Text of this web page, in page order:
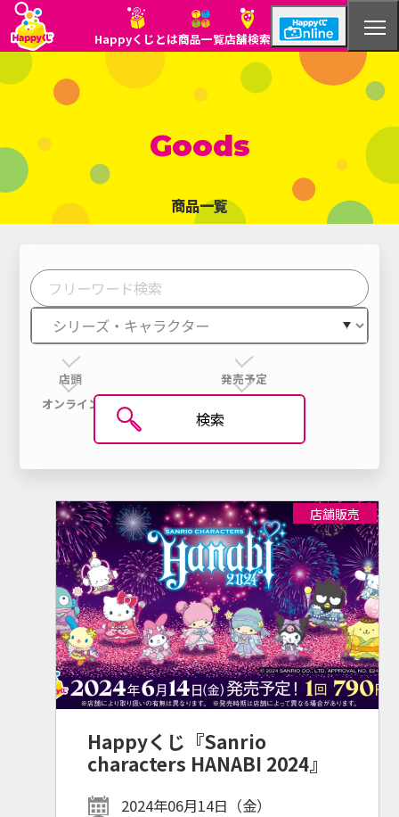
Happyくじとは商品一覧店舗検索
Happyくじ
オンラインとは
引き換え
Language
日本語
ENGLISH
シリーズ・キャラクター
ニュースリリース
お知らせ
お問い合わせ
Goods
商品一覧
店頭
オンライン
発売予定
検索
Happyくじ『Sanrio
characters HANABI 2024』
2024年06月14日（金）
店舗販売